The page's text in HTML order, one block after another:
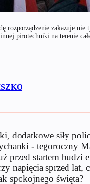
rozporządzenie zakazuje nie
pirotechniki na terenie
dodatkowe siły
- tegoroczny
przed startem budzi
napięcia sprzed lat,
spokojnego święta?